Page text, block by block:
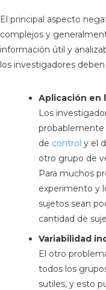
El principal aspecto
complejos y
información útil y
los investigadores
Aplicación en
Los
probablemente
de control y el
otro grupo de
Para muchos
experimento y
sujetos sean
cantidad de
Variabilidad
El otro
todos los
sutiles, y esto